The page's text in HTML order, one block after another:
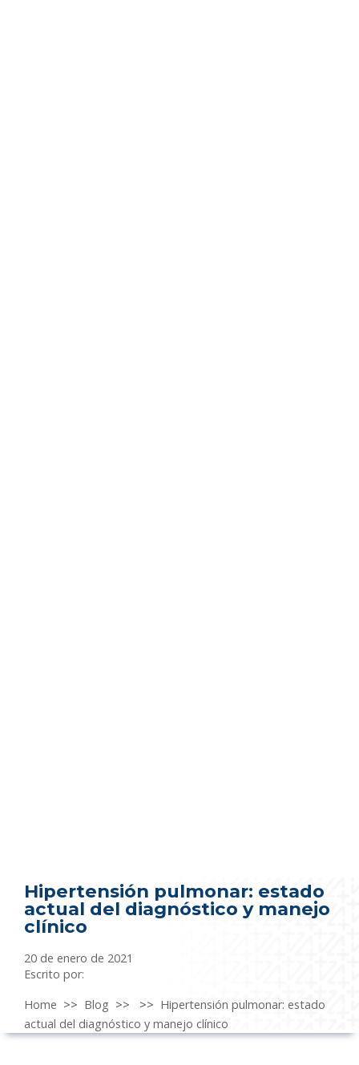
Hipertensión pulmonar: estado
actual del diagnóstico y manejo
clínico
20 de enero de 2021
Escrito por:
Home >> Blog >> >> Hipertensión pulmonar: estado
actual del diagnóstico y manejo clínico